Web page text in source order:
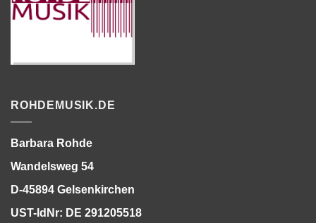
ROHDEMUSIK.DE
Barbara Rohde
Wandelsweg 54
D-45894 Gelsenkirchen
UST-IdNr: DE 291205518